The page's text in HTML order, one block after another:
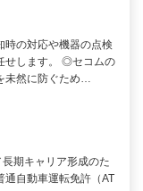
時の対応や機器の点検
せします。 ◎セコムの
未然に防ぐため…
期キャリア形成のた
自動車運転免許（AT